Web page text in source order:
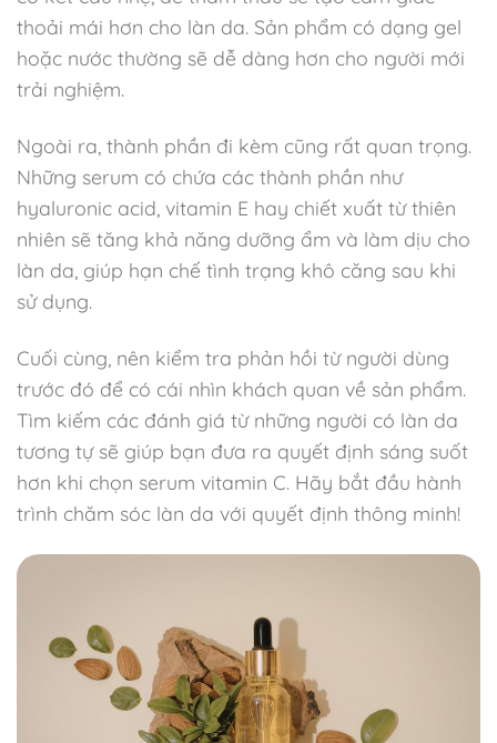
thoải mái hơn cho làn da. Sản phẩm có dạng gel
hoặc nước thường sẽ dễ dàng hơn cho người mới
trải nghiệm.
Ngoài ra, thành phần đi kèm cũng rất quan trọng.
Những serum có chứa các thành phần như
hyaluronic acid, vitamin E hay chiết xuất từ thiên
nhiên sẽ tăng khả năng dưỡng ẩm và làm dịu cho
làn da, giúp hạn chế tình trạng khô căng sau khi
sử dụng.
Cuối cùng, nên kiểm tra phản hồi từ người dùng
trước đó để có cái nhìn khách quan về sản phẩm.
Tìm kiếm các đánh giá từ những người có làn da
tương tự sẽ giúp bạn đưa ra quyết định sáng suốt
hơn khi chọn serum vitamin C. Hãy bắt đầu hành
trình chăm sóc làn da với quyết định thông minh!